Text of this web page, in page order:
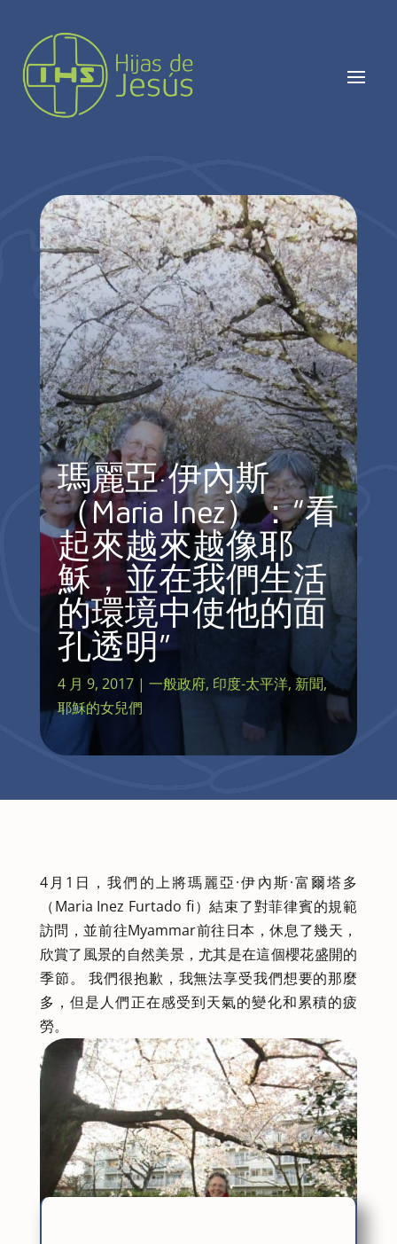
瑪麗亞·伊內斯
（Maria Inez）：“看
起來越來越像耶
穌，並在我們生活
的環境中使他的面
孔透明”
4 月 9, 2017| 一般政府, 印度-太平洋, 新聞,
耶穌的女兒們
4月1日，我們的上將瑪麗亞·伊內斯·富爾塔多
（Maria Inez Furtado fi）結束了對菲律賓的規範
訪問，並前往Myammar前往日本，休息了幾天，
欣賞了風景的自然美景，尤其是在這個櫻花盛開的
季節。 我們很抱歉，我無法享受我們想要的那麼
多，但是人們正在感受到天氣的變化和累積的疲
勞。